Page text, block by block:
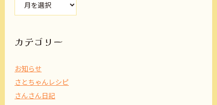
カ
ブ
カテゴリー
お知らせ
さとちゃんレシピ
さんさん日記